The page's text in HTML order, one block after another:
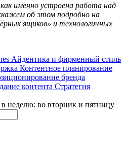
именно устроена работа над
об этом подробно на
ящиков» и технологичных
Айдентика и фирменный стиль
Контентное планирование
бренда
контента Стратегия
в неделю: во вторник и пятницу